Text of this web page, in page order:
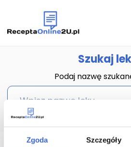
Zgoda Szczegóły
Szukaj
Podaj nazwę